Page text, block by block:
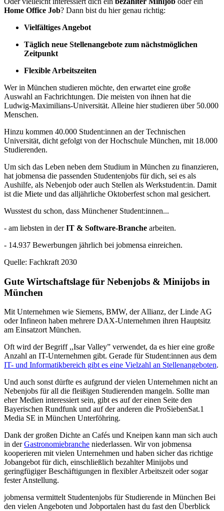
Home Office Job? Dann bist du hier genau richtig:
Vielfältiges Angebot
Täglich neue Stellenangebote zum nächstmöglichen
Zeitpunkt
Flexible Arbeitszeiten
Wer in München studieren möchte, den erwartet eine große
Auswahl an Fachrichtungen. Die meisten von ihnen hat die
Ludwig-Maximilians-Universität. Alleine hier studieren über 50.000
Menschen.
Hinzu kommen 40.000 Student:innen an der Technischen
Universität, dicht gefolgt von der Hochschule München, mit 18.000
Studierenden.
Um sich das Leben neben dem Studium in München zu finanzieren,
hat jobmensa die passenden Studentenjobs für dich, sei es als
Aushilfe, als Nebenjob oder auch Stellen als Werkstudent:in. Damit
ist die Miete und das alljährliche Oktoberfest schon mal gesichert.
Wusstest du schon, dass Münchener Student:innen...
- am liebsten in derIT & Software-Branche arbeiten.
- 14.937 Bewerbungen jährlich bei jobmensa einreichen.
Quelle: Fachkraft 2030
Gute Wirtschaftslage für Nebenjobs & Minijobs in
München
Mit Unternehmen wie Siemens, BMW, der Allianz, der Linde AG
oder Infineon haben mehrere DAX-Unternehmen ihren Hauptsitz
am Einsatzort München.
Oft wird der Begriff ,,Isar Valley” verwendet, da es hier eine große
Anzahl an IT-Unternehmen gibt. Gerade für Student:innen aus dem
IT- und Informatikbereich gibt es eine Vielzahl an Stellenangeboten.
Und auch sonst dürfte es aufgrund der vielen Unternehmen nicht an
Nebenjobs für all die fleißigen Studierenden mangeln. Sollte man
eher Medien interessiert sein, gibt es auf der einen Seite den
Bayerischen Rundfunk und auf der anderen die ProSiebenSat.1
Media SE in München Unterföhring.
Dank der großen Dichte an Cafés und Kneipen kann man sich auch
in derGastronomiebranche niederlassen. Wir von jobmensa
kooperieren mit vielen Unternehmen und haben sicher das richtige
Jobangebot für dich, einschließlich bezahlter Minijobs und
geringfügiger Beschäftigungen in flexibler Arbeitszeit oder sogar
fester Anstellung.
jobmensa vermittelt Studentenjobs für Studierende in München Bei
den vielen Angeboten und Jobportalen hast du fast den Überblick